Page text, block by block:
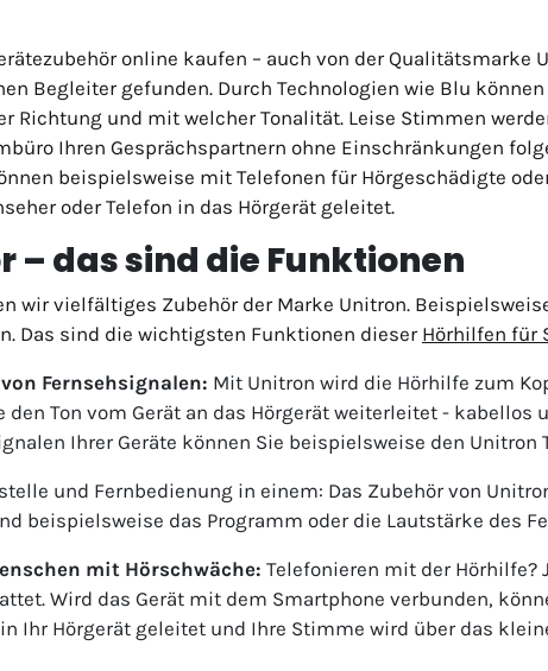
online kaufen – auch von der Qualitätsmarke
Begleiter gefunden. Durch Technologien wie Blu
Richtung und mit welcher Tonalität. Leise Stimmen
Ihren Gesprächspartnern ohne Einschränkungen
beispielsweise mit Telefonen für Hörgeschädigte
oder Telefon in das Hörgerät geleitet.
– das sind die Funktionen
wir vielfältiges Zubehör der Marke Unitron.
Das sind die wichtigsten Funktionen dieser Hörhilfen für
Fernsehsignalen: Mit Unitron wird die Hörhilfe zum
Ton vom Gerät an das Hörgerät weiterleitet - kabellos
Ihrer Geräte können Sie beispielsweise den Unitron
und Fernbedienung in einem: Das Zubehör von
beispielsweise das Programm oder die Lautstärke des
mit Hörschwäche: Telefonieren mit der
Wird das Gerät mit dem Smartphone verbunden,
Ihr Hörgerät geleitet und Ihre Stimme wird über das